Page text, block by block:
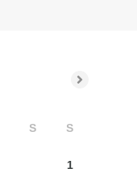
S S
1